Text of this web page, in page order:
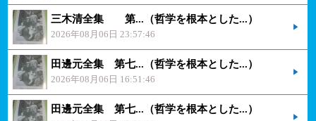
三木清全集 第...（哲学を根本とした...）
2026年08月06日 23:57:46
田邊元全集 第七...（哲学を根本とした...）
2026年08月06日 16:51:46
田邊元全集 第七...（哲学を根本とした...）